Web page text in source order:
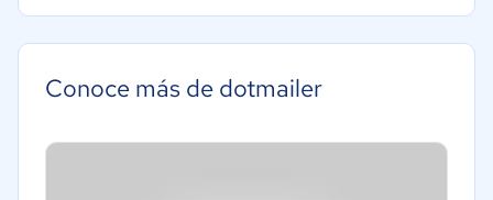
Conoce más de dotmailer